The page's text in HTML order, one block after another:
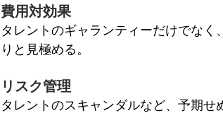
費用対効果
タレントのギャランティーだけでな
りと見極める。
リスク管理
タレントのスキャンダルなど、予期せ